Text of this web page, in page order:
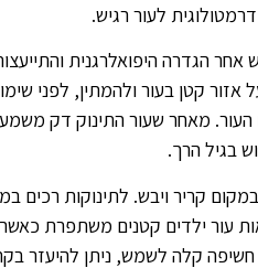
לעור רגיש.
אחר הגדרה היפואלרגנית
קטן בעור ולהמתין, לפני
מאחר שעור התינוק דק
בגיל הרך.
קריר ויבש. לתינוקות רכים
עור ילדים קטנים משתפרת